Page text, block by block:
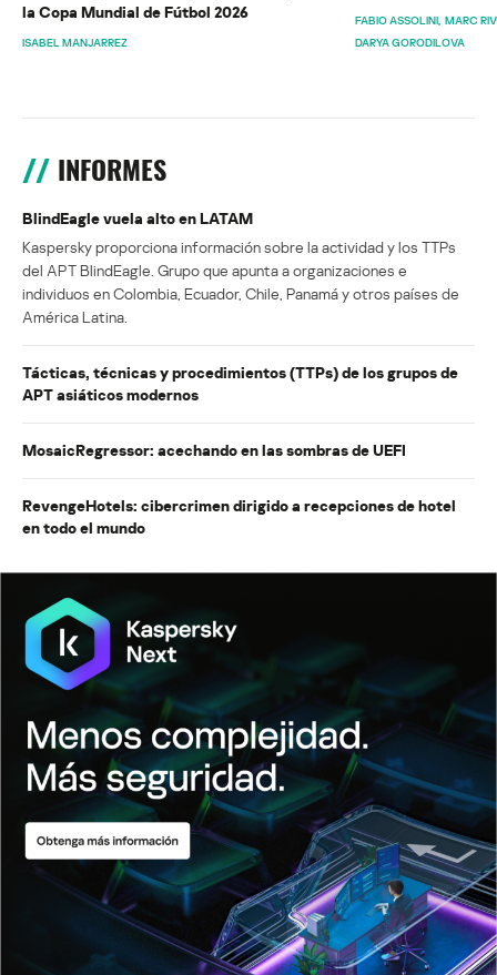
la Copa Mundial de Fútbol 2026
ISABEL MANJARREZ
FABIO ASSOLINI MARC
DARYA GORODILOVA
INFORMES
BlindEagle vuela alto en LATAM
Kaspersky proporciona información sobre la actividad y los TTPs
del APT BlindEagle. Grupo que apunta a organizaciones e
individuos en Colombia, Ecuador, Chile, Panamá y otros países de
América Latina.
Tácticas, técnicas y procedimientos (TTPs) de los grupos de
APT asiáticos modernos
MosaicRegressor: acechando en las sombras de UEFI
RevengeHotels: cibercrimen dirigido a recepciones de hotel
en todo el mundo